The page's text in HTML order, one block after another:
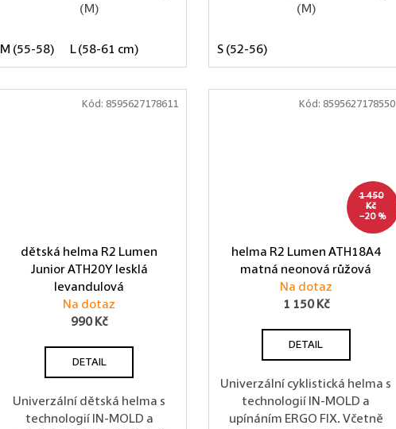
(M)
M (55-58) L (58-61 cm)
(M)
S (52-56)
dětská helma R2 Lumen
Junior ATH20Y lesklá
levandulová
Na dotaz
990 Kč
DETAIL
Univerzální dětská helma s
technologií IN-MOLD a
Kód:8595627178611
1 450
Kč
–20 %
helma R2 Lumen ATH18A4
matná neonová růžová
Na dotaz
1 150 Kč
DETAIL
Univerzální cyklistická helma s
technologií IN-MOLD a
upínáním ERGO FIX. Včetně
Kód: 8595627178550